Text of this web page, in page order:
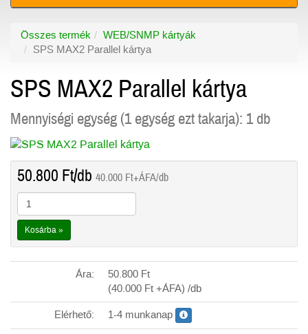
Összes termék
WEB/SNMP kártyák
SPS MAX2 Parallel kártya
SPS MAX2 Parallel kártya
Mennyiségi egység (1 egység ezt takarja): 1 db
50.800 Ft/db 40.000 Ft+ÁFA/db
Kosárba »
Ára: 50.800 Ft
(40.000 Ft +ÁFA) /db
Elérhető:
1-4 munkanap